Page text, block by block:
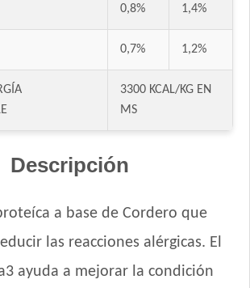
Perro Adulto
Adulto de Raza Mediana y Grande
Adulto de Razas pequeñas
0,8% 1,4%
0,7% 1,2%
3300 KCAL/KG EN
MS
Descripción
a base de Cordero que
las reacciones alérgicas. El
ayuda a mejorar la condición